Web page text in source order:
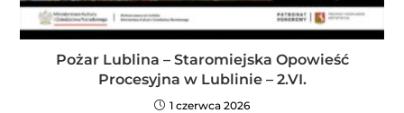
Pożar Lublina – Staromiejska Opowieść
Procesyjna w Lublinie – 2.VI.
1 czerwca 2026